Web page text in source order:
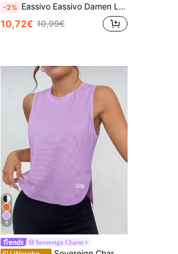
-2% Eassivo Eassivo Damen Lässiges, leichtes, strukturiertes Langarm-Sport-T-Shirt mit Bindeband, vielseitig für alle Jahreszeiten, Yoga-Tops, Wickeltop, Yoga-Wickeltop, Workout-Top, Langarm-Yoga-Top für Damen, Yoga-Tops, Activewear-Top, Workout-Tops für Damen, Bindetop für Damen, Yoga-Tops mit Bauchkontrolle
10,72€ 10,99€
8
Sovereign Charm